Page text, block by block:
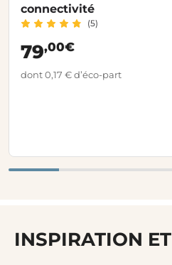
connectivité
(5)
79,00€
dont 0,17 € d’éco-part
INSPIRATION